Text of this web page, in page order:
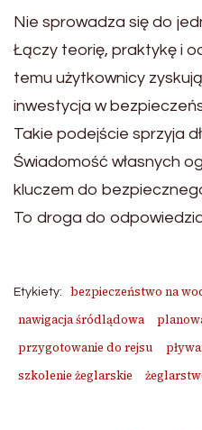
Nie sprowadza się do
Łączy teorię, praktykę i
temu użytkownicy
inwestycja w
Takie podejście sprzyja
Świadomość własnych
kluczem do
To droga do
Etykiety: bezpieczeństwo na
nawigacja śródlądowa
przygotowanie do rejsu
szkolenie żeglarskie